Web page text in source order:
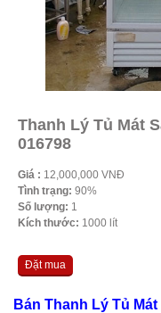
Thanh Lý Tủ Mát
016798
Giá : 12,000,000 VNĐ
Tình trạng: 90%
Số lượng: 1
Kích thước: 1000 lít
Đặt mua
Bán Thanh Lý Tủ